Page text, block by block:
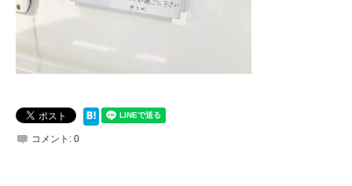
コメント: 0